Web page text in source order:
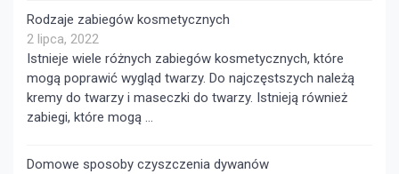
Rodzaje zabiegów kosmetycznych
2 lipca, 2022
Istnieje wiele różnych zabiegów kosmetycznych, które
mogą poprawić wygląd twarzy. Do najczęstszych należą
kremy do twarzy i maseczki do twarzy. Istnieją również
zabiegi, które mogą …
Domowe sposoby czyszczenia dywanów